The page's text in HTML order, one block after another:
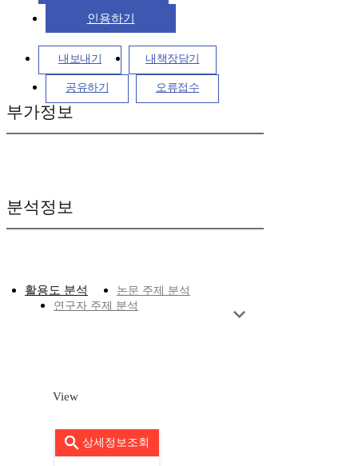
인용하기
내보내기 내책장담기
공유하기 오류접수
부가정보
분석정보
활용도 분석
논문 주제 분석
연구자 주제 분석
View
상세정보조회